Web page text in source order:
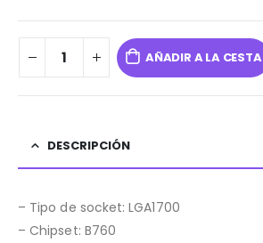
AÑADIR A LA CESTA
DESCRIPCIÓN
– Tipo de socket: LGA1700
– Chipset: B760